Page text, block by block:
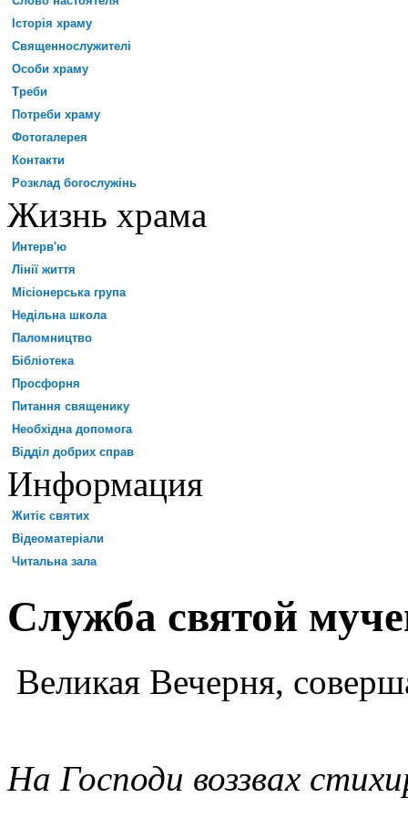
Історія храму
Священнослужителі
Особи храму
Треби
Потреби храму
Фотогалерея
Контакти
Розклад богослужінь
Жизнь храма
Интерв'ю
Лінії життя
Місіонерська група
Недільна школа
Паломництво
Бібліотека
Просфорня
Питання священику
Необхідна допомога
Відділ добрих справ
Информация
Житіє святих
Відеоматеріали
Читальна зала
Служба святой
Великая Вечерня,
На Господи воззвах